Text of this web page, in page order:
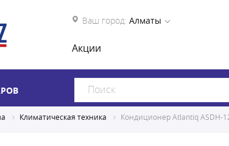
Ваш город: Алматы
Акции
Климатическая техника Кондиционер Atlantiq ASDH-